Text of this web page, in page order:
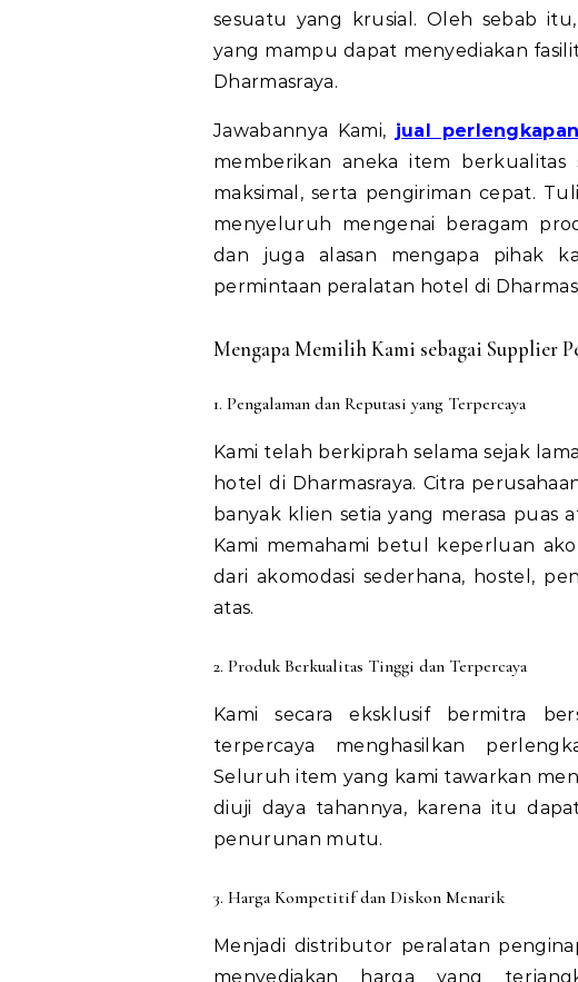
sesuatu yang krusial. Oleh sebab
yang mampu dapat menyediakan
Dharmasraya.
Jawabannya Kami, jual
memberikan aneka item berkualitas
maksimal, serta pengiriman cepat.
menyeluruh mengenai beragam
dan juga alasan mengapa pihak
permintaan peralatan hotel di
Mengapa Memilih Kami sebagai Supplier
1. Pengalaman dan Reputasi yang Terpercaya
Kami telah berkiprah selama sejak
hotel di Dharmasraya. Citra
banyak klien setia yang merasa puas
Kami memahami betul keperluan
dari akomodasi sederhana, hostel,
atas.
2. Produk Berkualitas Tinggi dan Terpercaya
Kami secara eksklusif bermitra
terpercaya menghasilkan
Seluruh item yang kami tawarkan
diuji daya tahannya, karena itu
penurunan mutu.
3. Harga Kompetitif dan Diskon Menarik
Menjadi distributor peralatan
menyediakan harga yang